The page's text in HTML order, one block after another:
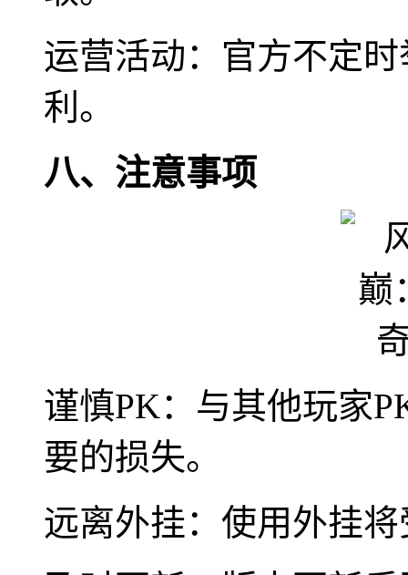
运营活动：官方不定
利。
八、注意事项
谨慎PK：与其他玩家
要的损失。
远离外挂：使用外挂